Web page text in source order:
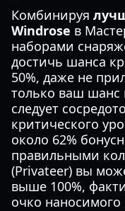
Комбинируя
Windrose в
наборами
достичь шанса
50%, даже не
только ваш шанс
следует
критического
около 62%
правильными
(Privateer) вы
выше 100%,
очко